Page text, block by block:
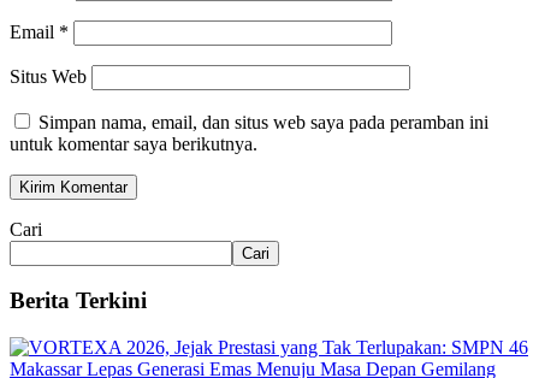
Email *
Situs Web
Simpan nama, email, dan situs web saya pada peramban ini
untuk komentar saya berikutnya.
Cari
Cari
Berita Terkini